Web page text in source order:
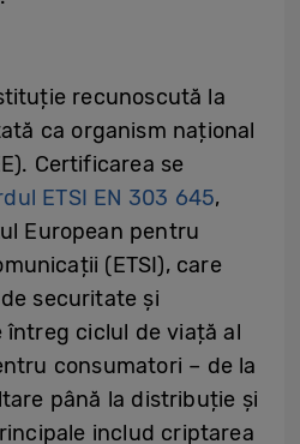
recunoscută la
ca organism național
Certificarea se
ETSI EN 303 645,
European pentru
(ETSI), care
securitate și
ciclul de viață al
consumatori – de la
până la distribuție și
includ criptarea